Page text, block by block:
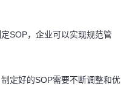
SOP，企业可以实现规范管
定好的SOP需要不断调整和优